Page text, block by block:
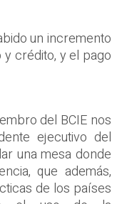
un incremento
crédito, y el pago
del BCIE nos
ejecutivo del
una mesa donde
que además,
de los países